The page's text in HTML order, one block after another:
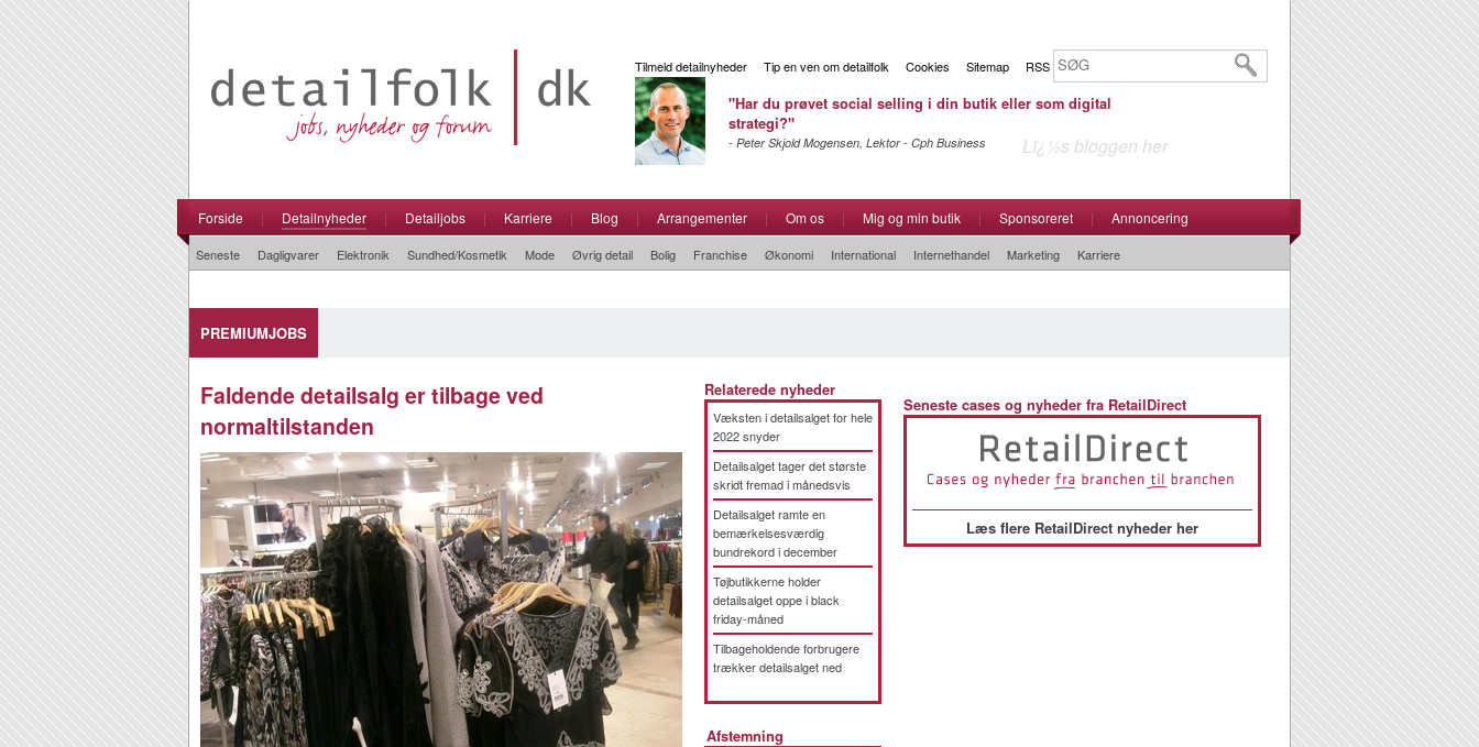
Tilmeld detailnyheder Tip en ven om detailfolk Cookies Sitemap RSS
"Har du prøvet social selling i din butik eller som digital
strategi?"
- Peter Skjold Mogensen, Lektor - Cph Business Lï¿½s bloggen her
Forside | Detailnyheder | Detailjobs | Karriere | Blog | Arrangementer | Om os | Mig og min butik | Sponsoreret | Annoncering
Seneste Dagligvarer Elektronik Sundhed/Kosmetik Mode Øvrig detail Bolig Franchise Økonomi International Internethandel Marketing Karriere
PREMIUMJOBS
Faldende detailsalg er tilbage ved
normaltilstanden
Relaterede nyheder
Væksten i detailsalget for hele
2022 snyder
Detailsalget tager det største
skridt fremad i månedsvis
Detailsalget ramte en
bemærkelsesværdig
bundrekord i december
Tøjbutikkerne holder
detailsalget oppe i black
friday-måned
Tilbageholdende forbrugere
trækker detailsalget ned
Afstemning
Seneste cases og nyheder fra RetailDirect
Læs flere RetailDirect nyheder her